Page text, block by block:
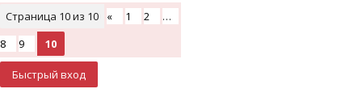
Страница 10из 10 « 1 2
…
8
9 10